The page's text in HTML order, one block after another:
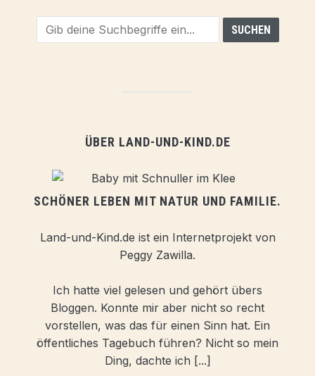
ÜBER LAND-UND-KIND.DE
SCHÖNER LEBEN MIT NATUR UND FAMILIE.
Land-und-Kind.de ist ein Internetprojekt von
Peggy Zawilla.
Ich hatte viel gelesen und gehört übers
Bloggen. Konnte mir aber nicht so recht
vorstellen, was das für einen Sinn hat. Ein
öffentliches Tagebuch führen? Nicht so mein
Ding, dachte ich [...]